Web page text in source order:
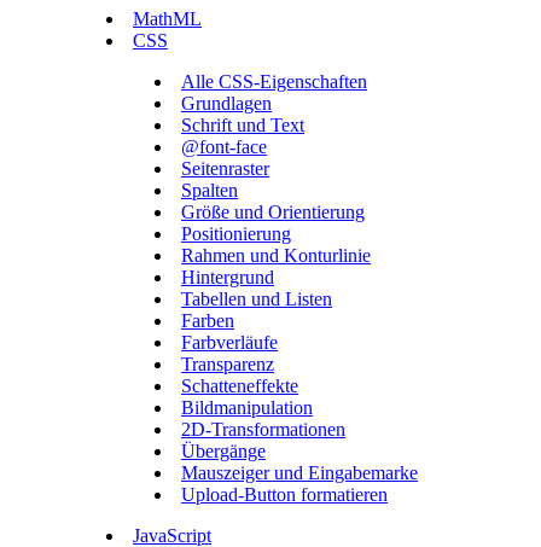
MathML
CSS
Alle CSS-Eigenschaften
Grundlagen
Schrift und Text
@font-face
Seitenraster
Spalten
Größe und Orientierung
Positionierung
Rahmen und Konturlinie
Hintergrund
Tabellen und Listen
Farben
Farbverläufe
Transparenz
Schatteneffekte
Bildmanipulation
2D-Transformationen
Übergänge
Mauszeiger und Eingabemarke
Upload-Button formatieren
JavaScript